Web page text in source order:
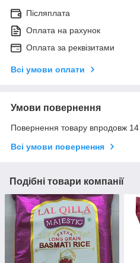
Післяплата
Оплата на рахунок
Оплата за реквізитами
Всі умови оплати
Умови повернення
Повернення товару впродовж 14
Всі умови повернення
Подібні товари компанії